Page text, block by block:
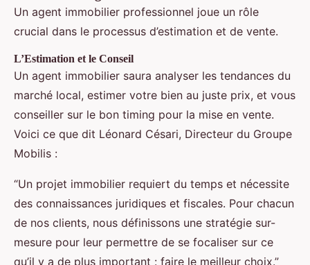
Un agent immobilier professionnel joue un rôle
crucial dans le processus d’estimation et de vente.
L’Estimation et le Conseil
Un agent immobilier saura analyser les tendances du
marché local, estimer votre bien au juste prix, et vous
conseiller sur le bon timing pour la mise en vente.
Voici ce que dit Léonard Césari, Directeur du Groupe
Mobilis :
“Un projet immobilier requiert du temps et nécessite
des connaissances juridiques et fiscales. Pour chacun
de nos clients, nous définissons une stratégie sur-
mesure pour leur permettre de se focaliser sur ce
qu’il y a de plus important : faire le meilleur choix.”